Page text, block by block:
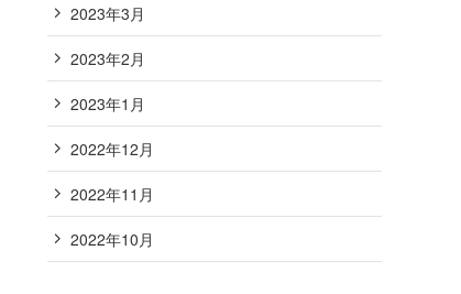
2023年3月
2023年2月
2023年1月
2022年12月
2022年11月
2022年10月